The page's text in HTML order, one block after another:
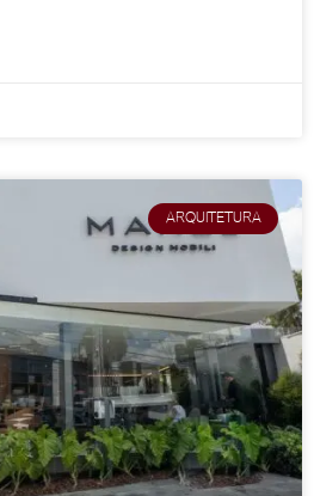
ARQUITETURA